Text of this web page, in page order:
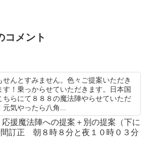
コメント
んとすみません。色々ご提案いただき
す！乗っからせていただきます。日本国
らにて８８８の魔法陣やらせていただ
元気やったら八角...
援魔法陣への提案＋別の提案（下に
訂正 朝８時８分と夜１０時０３分